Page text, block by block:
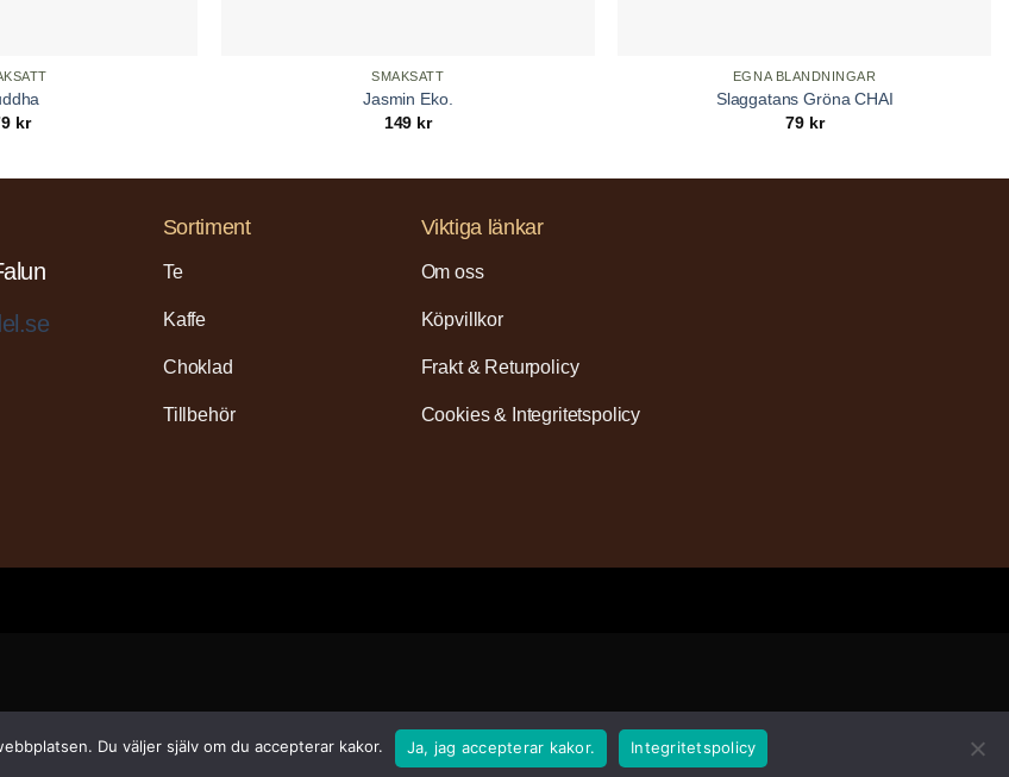
kr
SMAKSATT
Jasmin Eko.
149 kr
EGNA BLANDNINGAR
Slaggatans Gröna CHAI
79 kr
Sortiment
Te
Kaffe
Choklad
Tillbehör
Viktiga länkar
Om oss
Köpvillkor
Frakt & Returpolicy
Cookies & Integritetspolicy
Du väljer själv om du accepterar kakor. Ja, jag accepterar kakor. Integritetspolicy